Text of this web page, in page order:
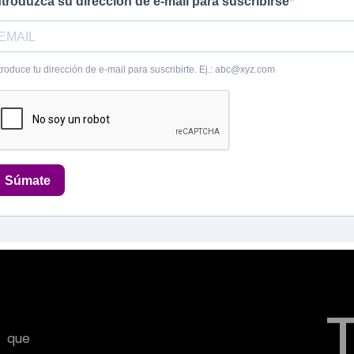
tu dirección de e-mail para suscribirte. Ej.: abc@xyz.com
Súmate